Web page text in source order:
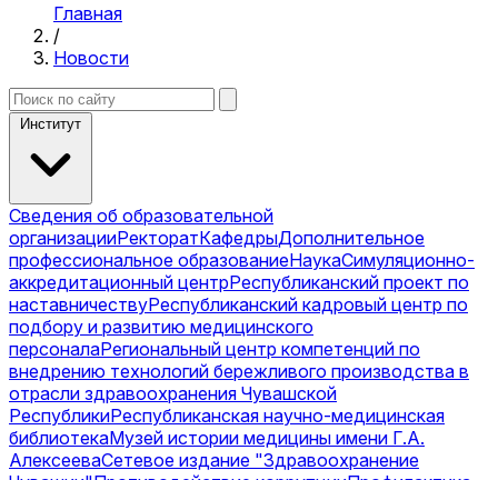
Главная
/
Новости
Институт
Сведения об образовательной
организацииРекторатКафедрыДополнительное
профессиональное образованиеНаукаСимуляционно-
аккредитационный центрРеспубликанский проект по
наставничествуРеспубликанский кадровый центр по
подбору и развитию медицинского
персоналаРегиональный центр компетенций по
внедрению технологий бережливого производства в
отрасли здравоохранения Чувашской
РеспубликиРеспубликанская научно-медицинская
библиотекаМузей истории медицины имени Г.А.
АлексееваСетевое издание "Здравоохранение